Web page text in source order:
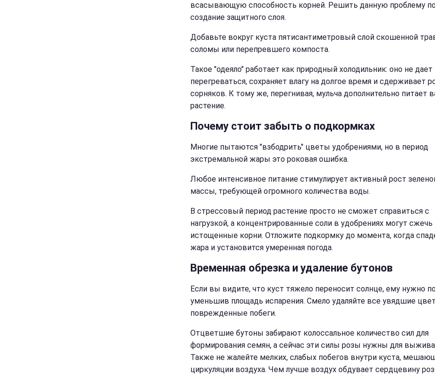
всасывающую способность корней. Решить данную проблему
создание защитного слоя.
Добавьте вокруг куста пятисантиметровый слой скошенной
соломы или перепревшего компоста.
Такое "одеяло" работает как природный холодильник: оно не
перегреваться, сохраняет влагу на долгое время и сдерживает
сорняков. К тому же, перегнивая, мульча дополнительно питает
растение.
Почему стоит забыть о подкормках
Многие пытаются "взбодрить" цветы удобрениями, но в период
экстремальной жары это роковая ошибка.
Любое интенсивное питание стимулирует активный рост
массы, требующей огромного количества воды.
В стрессовый период растение просто не сможет справиться с
нагрузкой, а концентрированные соли в удобрениях могут сжечь
истощенные корни. Отложите подкормку до момента, когда
жара и установится умеренная погода.
Временная обрезка и удаление бутонов
Если вы видите, что куст тяжело переносит солнце, ему нужно
уменьшив площадь испарения. Смело удаляйте все увядшие
поврежденные побеги.
Отцветшие бутоны забирают колоссальное количество сил для
формирования семян, а сейчас эти силы розы нужны для
Также не жалейте мелких, слабых побегов внутри куста,
циркуляции воздуха. Чем лучше воздух обдувает сердцевину